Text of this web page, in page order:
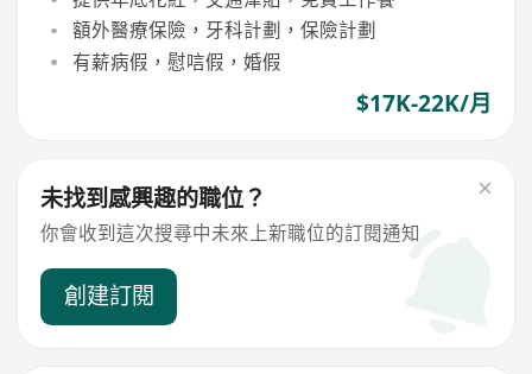
額外醫療保險，牙科計劃，保險計劃
有薪病假，慰唁假，婚假
$17K-22K/月
未找到感興趣的職位？
你會收到這次搜尋中未來上新職位的訂閱通知
創建訂閱